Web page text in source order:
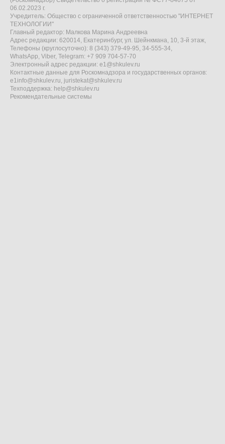
06.02.2023 г.
Учредитель: Общество с ограниченной ответственностью "ИНТЕРНЕТ
ТЕХНОЛОГИИ"
Главный редактор: Малкова Марина Андреевна
Адрес редакции: 620014, Екатеринбург, ул. Шейнкмана, 10, 3-й этаж,
Телефоны (круглосуточно): 8 (343) 379-49-95, 34-555-34,
WhatsApp, Viber, Telegram: +7 909 704-57-70
Электронный адрес редакции: e1@shkulev.ru
Контактные данные для Роскомнадзора и государственных органов:
e1info@shkulev.ru, juristekat@shkulev.ru
Техподдержка: help@shkulev.ru
Рекомендательные системы